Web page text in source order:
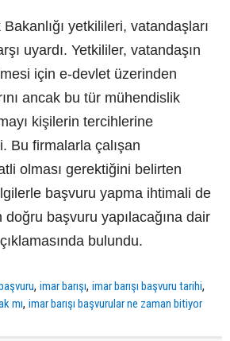
yetkilileri, vatandaşları
uyardı. Yetkililer, vatandaşın
için e-devlet üzerinden
ancak bu tür mühendislik
kişilerin tercihlerine
Bu firmalarla çalışan
olması gerektiğini belirten
başvuru yapma ihtimali de
başvuru yapılacağına dair
bulundu.
,imar barışı,imar barışı başvuru tarihi,
mı, imar barışı başvurular ne zaman bitiyor